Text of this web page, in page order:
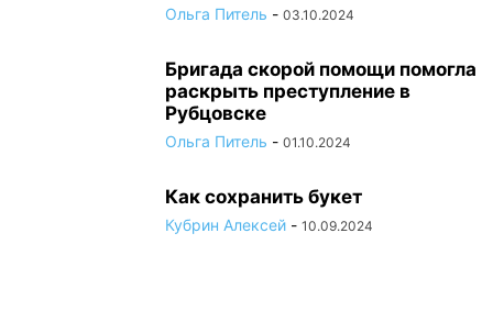
Ольга Питель - 03.10.2024
Бригада скорой помощи помогла
раскрыть преступление в
Рубцовске
Ольга Питель - 01.10.2024
Как сохранить букет
Кубрин Алексей - 10.09.2024